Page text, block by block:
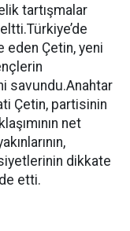
tartışmalar
eden Çetin, yeni
savundu.Anahtar
Çetin, partisinin
net
dikkate
etti.